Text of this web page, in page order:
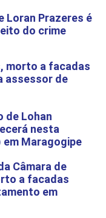
Loran Prazeres é
do crime
morto a facadas
assessor de
de Lohan
nesta
Maragogipe
Câmara de
a facadas
em